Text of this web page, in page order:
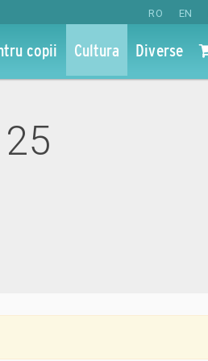
RO EN
copii Cultura Diverse